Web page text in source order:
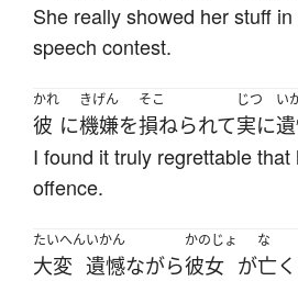
She really showed her stuff
speech contest.
かれ
彼 に
きげん
機嫌を
そこ
損ねられて
じつ
実に
い
I found it truly regrettable
offence.
たいへん
大変
いかん
遺憾ながら
かのじょ
彼女 が
な
亡